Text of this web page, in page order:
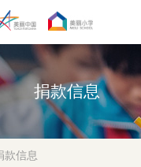
捐款信息
款信息